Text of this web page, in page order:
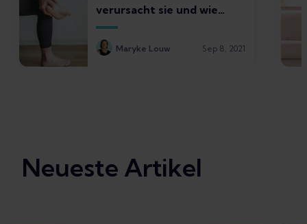
verursacht sie und wie
fühlt sie sich an?
Maryke Louw Sep 8, 2021
Neueste Artikel